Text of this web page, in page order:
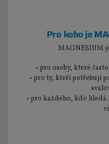
Pro koho je
MAGNESIUM
• pro osoby, které
• pro ty, kteří potřebují
• pro každého, kdo